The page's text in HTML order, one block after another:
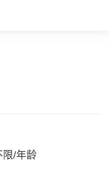
限/年龄